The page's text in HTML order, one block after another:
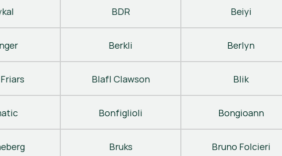
BDR Beiyi
Berkli Berlyn
Blafl Clawson Blik
Bonfiglioli Bongioann
Bruks Bruno Folcieri